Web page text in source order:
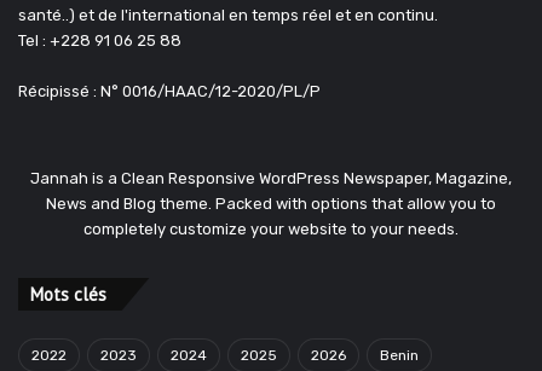
santé..) et de l'international en temps réel et en continu.
Tel : +228 91 06 25 88
Récipissé : N° 0016/HAAC/12-2020/PL/P
Jannah is a Clean Responsive WordPress Newspaper, Magazine,
News and Blog theme. Packed with options that allow you to
completely customize your website to your needs.
Mots clés
2022 2023 2024 2025 2026 Benin